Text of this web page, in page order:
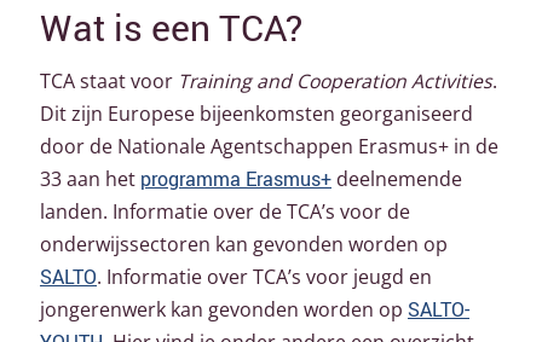
Wat is een TCA?
TCA staat voor Training and Cooperation Activities.
Dit zijn Europese bijeenkomsten georganiseerd
door de Nationale Agentschappen Erasmus+ in de
33 aan het programma Erasmus+ deelnemende
landen. Informatie over de TCA’s voor de
onderwijssectoren kan gevonden worden op
SALTO. Informatie over TCA’s voor jeugd en
jongerenwerk kan gevonden worden op SALTO-